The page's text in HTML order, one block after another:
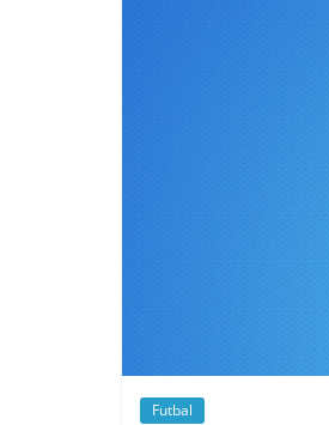
Futbal